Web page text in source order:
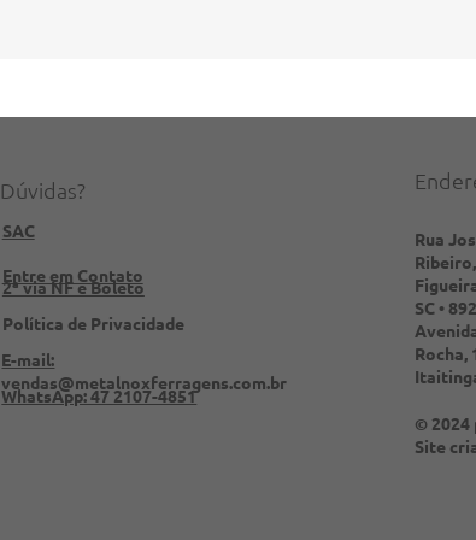
Dúvidas?
SAC
Entre em Contato
2ª via NF e Boleto
Política de Privacidade
E-mail:
vendas@metalnoxferragens.com.br
WhatsApp: 47 2107-4851
Rua
SC •
Rocha,
© 2024
Site